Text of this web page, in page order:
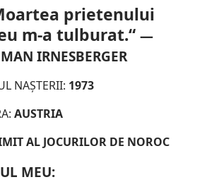
prietenului
m-a tulburat.“ —
IRNESBERGER
NAŞTERII: 1973
AUSTRIA
AL JOCURILOR DE NOROC
MEU: